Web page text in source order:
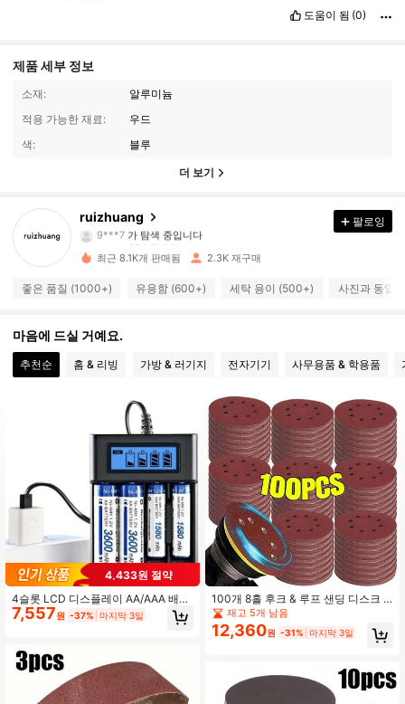
도움이 됨 (0)
제품 세부 정보
소재:
알루미늄
적용 가능한 재료:
우드
색:
블루
더 보기
ruizhuang
9***7가 탐색 중입니다
4.89
694 팔로워
4.89 694 팔로워
694 팔로워
4.89 694 팔로워
4.89 694 팔로워
4.89 694 팔로워
4.89 694 팔로워
4.89 694 팔로워
팔로잉
최근 8.1K개 판매됨 2.3K 재구매
좋은 품질 (1000+) 유용함 (600+) 세탁 용이 (500+) 사진과 동일
마음에 드실 거예요.
추천순 홈 & 리빙 가방 & 러기지 전자기기 사무용품 & 학용품
4,433원 절약
4슬롯 LCD 디스플레이 AA/AAA 배터
리 충전기, 게임 장치, 리모컨 및 기타
기기에 적합
7,557원 -37% 마지막 3일
100개 8홀 후크 & 루프 샌딩 디스크 1
25mm, 그릿 80~3000, 랜덤 오비탈
샌더에 적합
재고 5개 남음
12,360원 -31% 마지막 3일